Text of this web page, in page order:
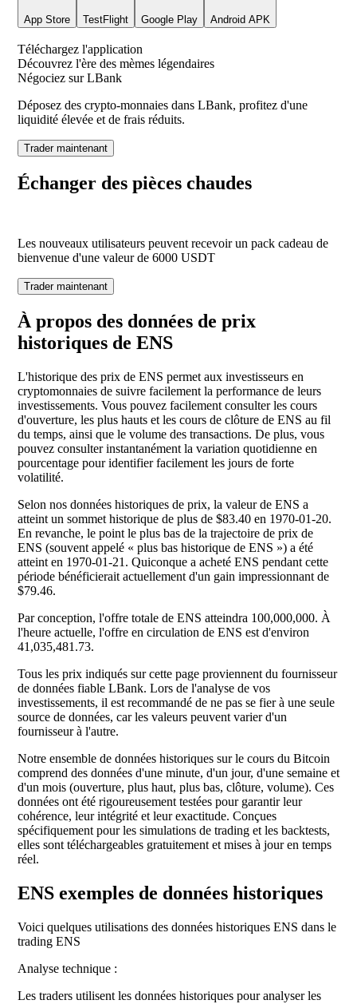
App Store TestFlight Google Play Android APK
Téléchargez l'application
Découvrez l'ère des mèmes légendaires
Négociez sur LBank
Déposez des crypto-monnaies dans LBank, profitez d'une
liquidité élevée et de frais réduits.
Trader maintenant
Échanger des pièces chaudes
Les nouveaux utilisateurs peuvent recevoir un pack cadeau de
bienvenue d'une valeur de 6000 USDT
Trader maintenant
À propos des données de prix
historiques de ENS
L'historique des prix de ENS permet aux investisseurs en
cryptomonnaies de suivre facilement la performance de leurs
investissements. Vous pouvez facilement consulter les cours
d'ouverture, les plus hauts et les cours de clôture de ENS au fil
du temps, ainsi que le volume des transactions. De plus, vous
pouvez consulter instantanément la variation quotidienne en
pourcentage pour identifier facilement les jours de forte
volatilité.
Selon nos données historiques de prix, la valeur de ENS a
atteint un sommet historique de plus de $83.40 en 1970-01-20.
En revanche, le point le plus bas de la trajectoire de prix de
ENS (souvent appelé « plus bas historique de ENS ») a été
atteint en 1970-01-21. Quiconque a acheté ENS pendant cette
période bénéficierait actuellement d'un gain impressionnant de
$79.46.
Par conception, l'offre totale de ENS atteindra 100,000,000. À
l'heure actuelle, l'offre en circulation de ENS est d'environ
41,035,481.73.
Tous les prix indiqués sur cette page proviennent du fournisseur
de données fiable LBank. Lors de l'analyse de vos
investissements, il est recommandé de ne pas se fier à une seule
source de données, car les valeurs peuvent varier d'un
fournisseur à l'autre.
Notre ensemble de données historiques sur le cours du Bitcoin
comprend des données d'une minute, d'un jour, d'une semaine et
d'un mois (ouverture, plus haut, plus bas, clôture, volume). Ces
données ont été rigoureusement testées pour garantir leur
cohérence, leur intégrité et leur exactitude. Conçues
spécifiquement pour les simulations de trading et les backtests,
elles sont téléchargeables gratuitement et mises à jour en temps
réel.
ENS exemples de données historiques
Voici quelques utilisations des données historiques ENS dans le
trading ENS
Analyse technique :
Les traders utilisent les données historiques pour analyser les